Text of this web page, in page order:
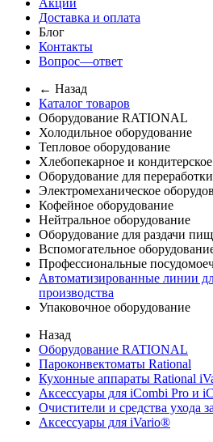
Акции
Доставка и оплата
Блог
Контакты
Вопрос—ответ
← Назад
Каталог товаров
Оборудование RATIONAL
Холодильное оборудование
Тепловое оборудование
Хлебопекарное и
Оборудование для
Электромеханическое
Кофейное оборудование
Нейтральное оборудование
Оборудование для раздачи
Вспомогательное
Профессиональные
Автоматизированные линии
производства
Упаковочное оборудование
Назад
Оборудование RATIONAL
Пароконвектоматы Rational
Кухонные аппараты Rational
Аксессуары для iCombi Pro и
Очистители и средства ухода
Аксессуары для iVario®